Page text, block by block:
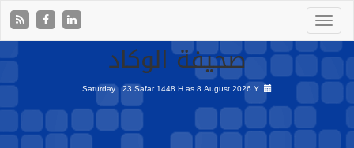
صحيفة الوكاد
Saturday , 23 Safar 1448 H as8 August 2026 Y